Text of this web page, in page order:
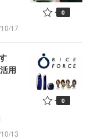
17
0
用
13
0